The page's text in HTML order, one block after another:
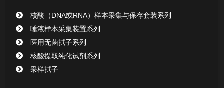
清洁验证棉签系列
动物检测试剂
核酸（DNA或RNA）样本采集与保存套装系列
唾液样本采集装置系列
医用无菌拭子系列
核酸提取纯化试剂系列
采样拭子